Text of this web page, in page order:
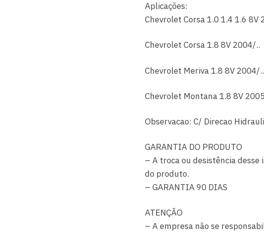
Aplicações:
Chevrolet Corsa 1.0 1.4 1.6 8V
Chevrolet Corsa 1.8 8V 2004/..
Chevrolet Meriva 1.8 8V 2004/..
Chevrolet Montana 1.8 8V
Observacao: C/ Direcao
GARANTIA DO PRODUTO
– A troca ou desistência
do produto.
– GARANTIA 90 DIAS
ATENÇÃO
– A empresa não se